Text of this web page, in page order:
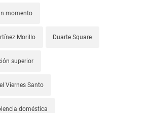
momento
Morillo Duarte Square
superior
Viernes Santo
doméstica